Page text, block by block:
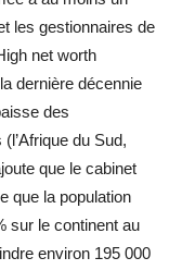
les gestionnaires de
net worth
dernière décennie
des
du Sud,
que le cabinet
que la population
sur le continent au
environ 195 000